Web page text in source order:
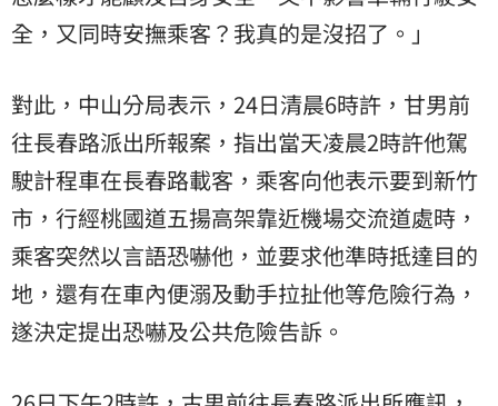
全，又同時安撫乘客？我真的是沒招了。」
對此，中山分局表示，24日清晨6時許，甘男前
往長春路派出所報案，指出當天凌晨2時許他駕
駛計程車在長春路載客，乘客向他表示要到新竹
市，行經桃國道五揚高架靠近機場交流道處時，
乘客突然以言語恐嚇他，並要求他準時抵達目的
地，還有在車內便溺及動手拉扯他等危險行為，
遂決定提出恐嚇及公共危險告訴。